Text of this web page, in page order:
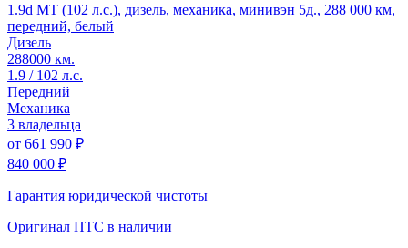
1.9d MT (102 л.с.), дизель, механика, минивэн 5д., 288 000 км,
передний, белый
Дизель
288000 км.
1.9 / 102 л.с.
Передний
Механика
3 владельца
от 661 990 ₽
840 000 ₽
Гарантия юридической чистоты
Оригинал ПТС в наличии